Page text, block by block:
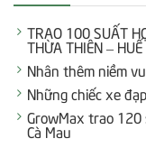
TRAO 100 SUẤT
THỪA THIÊN – HUẾ
Nhân thêm niềm
Những chiếc xe
GrowMax trao
Cà Mau